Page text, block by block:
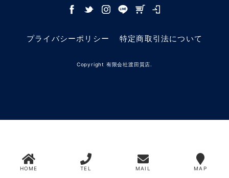
プライバシーポリシー 特定商取引法について
Copyright 有限会社渡田質店.
HOME TEL MAIL MAP